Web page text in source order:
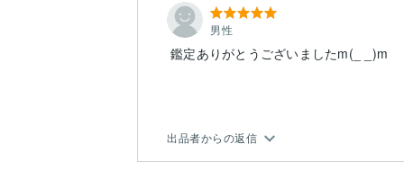
男性
鑑定ありがとうございましたm(_ _)m
出品者からの返信